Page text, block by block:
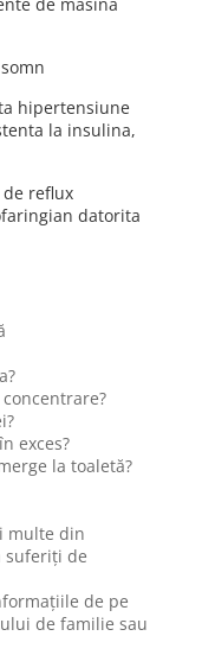
hipertensiune
la insulina,
reflux
datorita
exces?
la toaletă?
multe din
suferiţi de
de pe
de familie sau